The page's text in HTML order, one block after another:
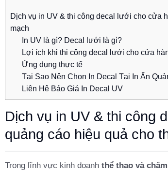
Dịch vụ in UV & thi công decal lưới cho cửa
mạch
In UV là gì? Decal lưới là gì?
Lợi ích khi thi công decal lưới cho cửa
Ứng dụng thực tế
Tại Sao Nên Chọn In Decal Tại In Ấn
Liên Hệ Báo Giá In Decal UV
Dịch vụ in UV & thi công
quảng cáo hiệu quả cho
Trong lĩnh vực kinh doanh thể thao và